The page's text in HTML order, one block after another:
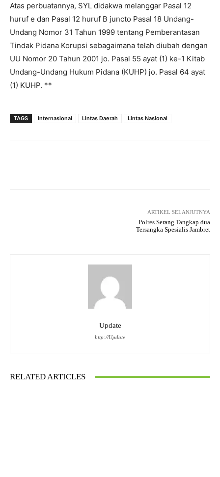
Atas perbuatannya, SYL didakwa melanggar Pasal 12
huruf e dan Pasal 12 huruf B juncto Pasal 18 Undang-
Undang Nomor 31 Tahun 1999 tentang Pemberantasan
Tindak Pidana Korupsi sebagaimana telah diubah dengan
UU Nomor 20 Tahun 2001 jo. Pasal 55 ayat (1) ke-1 Kitab
Undang-Undang Hukum Pidana (KUHP) jo. Pasal 64 ayat
(1) KUHP. **
TAGS Internasional Lintas Daerah Lintas Nasional
ARTIKEL SELANJUTNYA
Polres Serang Tangkap dua
Tersangka Spesialis Jambret
Update
http://Update
RELATED ARTICLES